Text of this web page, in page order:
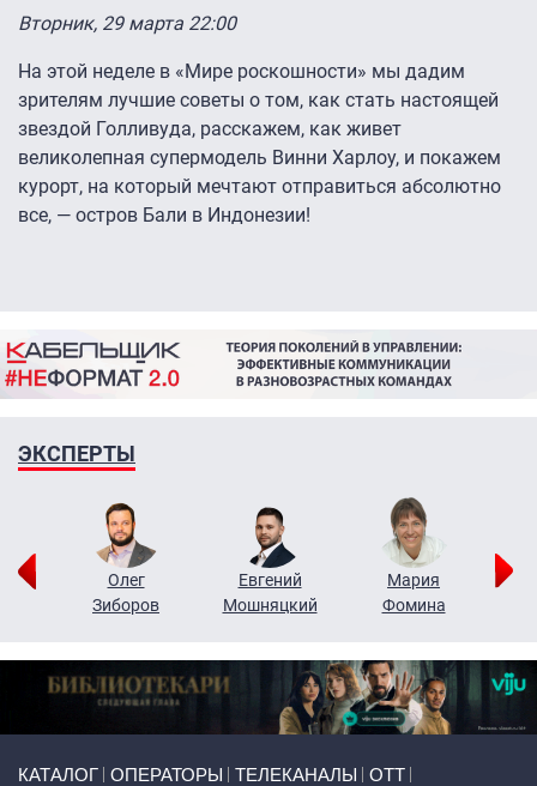
Вторник, 29 марта 22:00
На этой неделе в «Мире роскошности» мы дадим
зрителям лучшие советы о том, как стать настоящей
звездой Голливуда, расскажем, как живет
великолепная супермодель Винни Харлоу, и покажем
курорт, на который мечтают отправиться абсолютно
все, — остров Бали в Индонезии!
ЭКСПЕРТЫ
Олег
Зиборов
Евгений
Мошняцкий
Мария
Фомина
КАТАЛОГ ОПЕРАТОРЫ ТЕЛЕКАНАЛЫ ОТТ